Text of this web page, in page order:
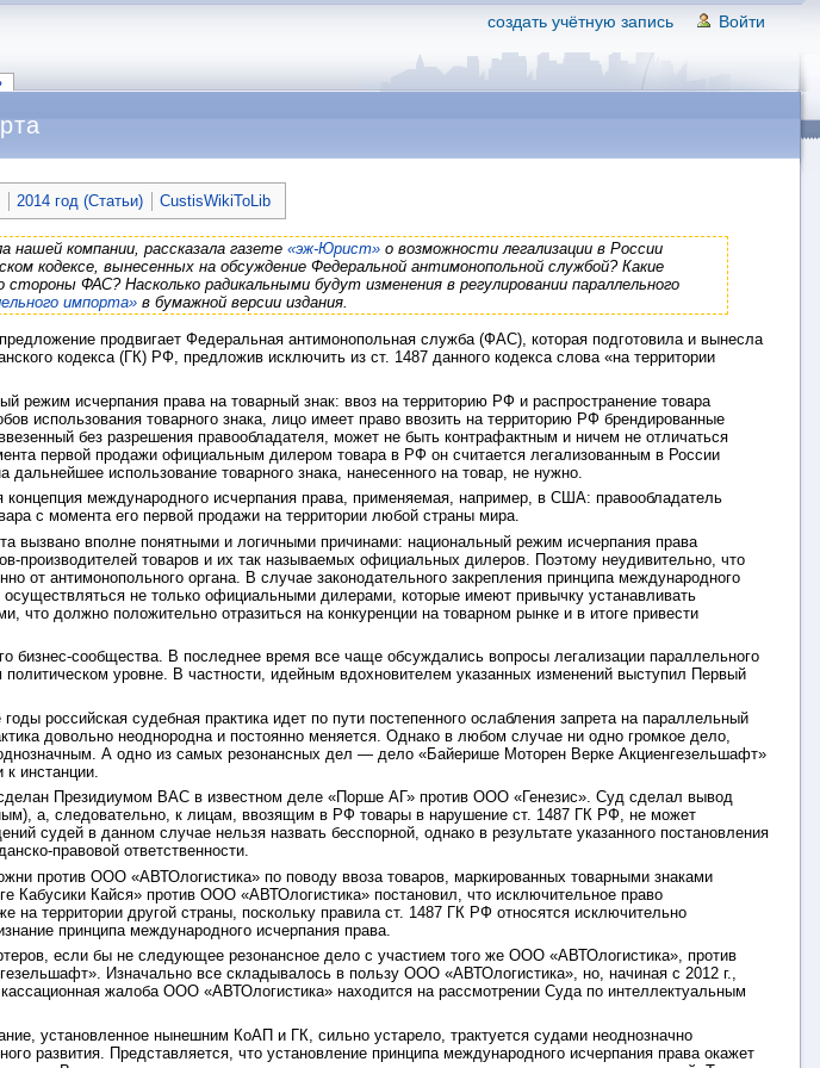
создать учётную запись Войти
2014 год (Статьи) CustisWikiToLib
нашей компании, рассказала газете «эж-Юрист» о возможности легализации в России
кодексе, вынесенных на обсуждение Федеральной антимонопольной службой? Какие
ФАС? Насколько радикальными будут изменения в регулировании параллельного
импорта» в бумажной версии издания.
продвигает Федеральная антимонопольная служба (ФАС), которая подготовила и вынесла
кодекса (ГК) РФ, предложив исключить из ст. 1487 данного кодекса слова «на территории
режим исчерпания права на товарный знак: ввоз на территорию РФ и распространение товара
использования товарного знака, лицо имеет право ввозить на территорию РФ брендированные
без разрешения правообладателя, может не быть контрафактным и ничем не отличаться
первой продажи официальным дилером товара в РФ он считается легализованным в России
использование товарного знака, нанесенного на товар, не нужно.
концепция международного исчерпания права, применяемая, например, в США: правообладатель
с момента его первой продажи на территории любой страны мира.
вызвано вполне понятными и логичными причинами: национальный режим исчерпания права
производителей товаров и их так называемых официальных дилеров. Поэтому неудивительно, что
от антимонопольного органа. В случае законодательного закрепления принципа международного
не только официальными дилерами, которые имеют привычку устанавливать
должно положительно отразиться на конкуренции на товарном рынке и в итоге привести
бизнес-сообщества. В последнее время все чаще обсуждались вопросы легализации параллельного
уровне. В частности, идейным вдохновителем указанных изменений выступил Первый
российская судебная практика идет по пути постепенного ослабления запрета на параллельный
довольно неоднородна и постоянно меняется. Однако в любом случае ни одно громкое дело,
А одно из самых резонансных дел — дело «Байерише Моторен Верке Акциенгезельшафт»
инстанции.
Президиумом ВАС в известном деле «Порше АГ» против ООО «Генезис». Суд сделал вывод
а, следовательно, к лицам, ввозящим в РФ товары в нарушение ст. 1487 ГК РФ, не может
судей в данном случае нельзя назвать бесспорной, однако в результате указанного постановления
правовой ответственности.
против ООО «АВТОлогистика» по поводу ввоза товаров, маркированных товарными знаками
Кабусики Кайся» против ООО «АВТОлогистика» постановил, что исключительное право
на территории другой страны, поскольку правила ст. 1487 ГК РФ относятся исключительно
принципа международного исчерпания права.
если бы не следующее резонансное дело с участием того же ООО «АВТОлогистика», против
Изначально все складывалось в пользу ООО «АВТОлогистика», но, начиная с 2012 г.,
жалоба ООО «АВТОлогистика» находится на рассмотрении Суда по интеллектуальным
установленное нынешним КоАП и ГК, сильно устарело, трактуется судами неоднозначно
развития. Представляется, что установление принципа международного исчерпания права окажет